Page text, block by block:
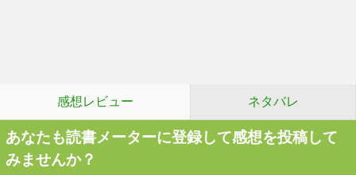
感想レビュー ネタバレ
あなたも読書メーターに登録して感想を投稿して
みませんか？